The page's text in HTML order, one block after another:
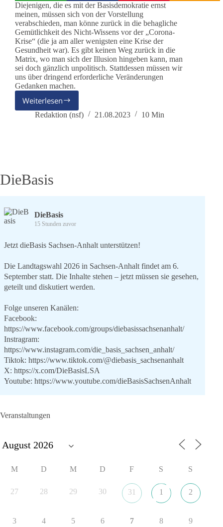
Diejenigen, die es mit der Basisdemokratie ernst
meinen, müssen sich von der Vorstellung
verabschieden, man könne zurück in die behagliche
Gemütlichkeit des Nicht-Wissens vor der „Corona-
Krise“ (die ja am aller wenigsten eine Krise der
Gesundheit war). Es gibt keinen Weg zurück in die
Matrix, wo man sich der Illusion hingeben kann, man
sei doch gänzlich unpolitisch. Stattdessen müssen wir
uns über dringend erforderliche Veränderungen
Gedanken machen.
Weiterlesen
Links
&
dieBasis
damit
Redaktion (nsf) 21.08.2023 10 Min
DieBasis
DieBasis
15 Stunden zuvor
Jetzt dieBasis Sachsen-Anhalt unterstützen!
Die Landtagswahl 2026 in Sachsen-Anhalt findet am 6.
September statt. Die Inhalte stehen – jetzt müssen sie gesehen,
geteilt und diskutiert werden.
Folge unseren Kanälen:
Facebook:
https://www.facebook.com/groups/diebasissachsenanhalt/
Instragram:
https://www.instagram.com/die_basis_sachsen_anhalt/
Tiktok: https://www.tiktok.com/@diebasis_sachsenanhalt
X: https://x.com/DieBasisLSA
Youtube: https://www.youtube.com/dieBasisSachsenAnhalt
lohnt, dieBasis zu wählen.
22 Auf Facebook ansehen
Veranstaltungen
M D M D F S S
27 28 29 30 31 1 2
3 4 5 6 7 8 9